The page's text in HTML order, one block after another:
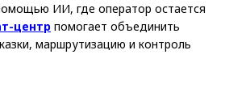
ИИ, где оператор остается
центр помогает объединить
маршрутизацию и контроль